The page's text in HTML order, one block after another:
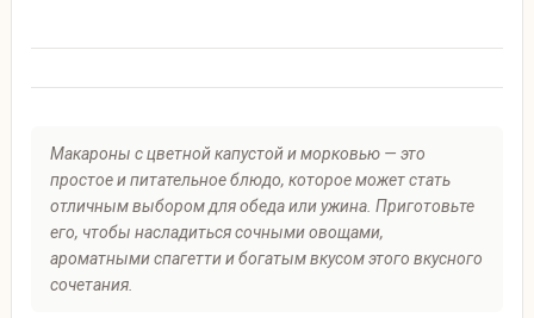
Макароны с цветной капустой и морковью — это
простое и питательное блюдо, которое может стать
отличным выбором для обеда или ужина. Приготовьте
его, чтобы насладиться сочными овощами,
ароматными спагетти и богатым вкусом этого вкусного
сочетания.